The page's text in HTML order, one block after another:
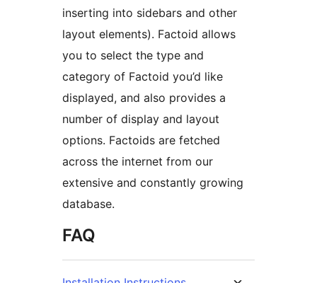
inserting into sidebars and other
layout elements). Factoid allows
you to select the type and
category of Factoid you’d like
displayed, and also provides a
number of display and layout
options. Factoids are fetched
across the internet from our
extensive and constantly growing
database.
FAQ